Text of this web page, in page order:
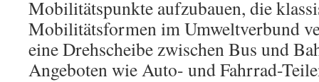
Mobilitätspunkte aufzubauen, die
Mobilitätsformen im Umweltverbund
eine Drehscheibe zwischen Bus und
Angeboten wie Auto- und Fahrrad-